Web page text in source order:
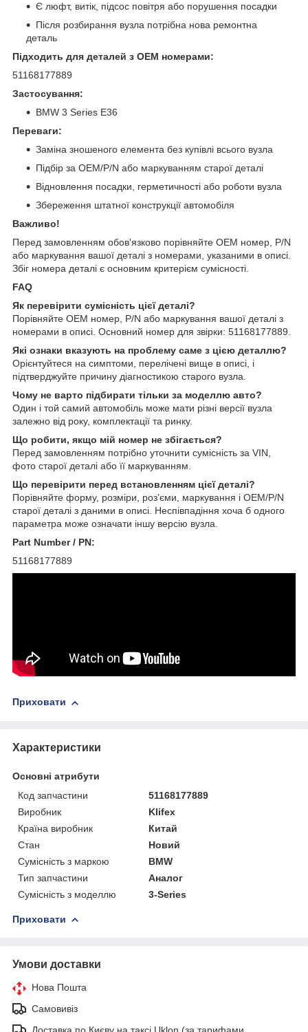
Є люфт, витік, підсос повітря або порушення посадки
Після розбирання вузла потрібна нова ремонтна
деталь
Підходить для деталей з OEM номерами:
51168177889
Застосування:
BMW 3 Series E36
Переваги:
Заміна зношеного елемента без купівлі всього вузла
Підбір за OEM/P/N або маркуванням старої деталі
Відновлення посадки, герметичності або роботи вузла
Збереження штатної конструкції автомобіля
Важливо!
Перед замовленням обов'язково порівняйте OEM номер, P/N
або маркування вашої деталі з номерами, указаними в описі.
Збіг номера деталі є основним критерієм сумісності.
FAQ
Як перевірити сумісність цієї деталі?
Порівняйте OEM номер, P/N або маркування вашої деталі з
номерами в описі. Основний номер для звірки: 51168177889.
Які ознаки вказують на проблему саме з цією деталлю?
Орієнтуйтеся на симптоми, перелічені вище в описі, і
підтверджуйте причину діагностикою старого вузла.
Чому не варто підбирати тільки за моделлю авто?
Один і той самий автомобіль може мати різні версії вузла
залежно від року, комплектації та ринку.
Що робити, якщо мій номер не збігається?
Перед замовленням потрібно уточнити сумісність за VIN,
фото старої деталі або її маркуванням.
Що перевірити перед встановленням цієї деталі?
Порівняйте форму, розміри, роз’єми, маркування і OEM/P/N
старої деталі з даними в описі. Неспівпадіння хоча б одного
параметра може означати іншу версію вузла.
Part Number / PN:
51168177889
Приховати
Характеристики
Основні атрибути
Код запчастини
51168177889
Виробник
Klifex
Країна виробник
Китай
Стан
Новий
Сумісність з маркою
BMW
Тип запчастини
Аналог
Сумісність з моделлю
3-Series
Приховати
Умови доставки
Нова Пошта
Самовивіз
Доставка по Києву на таксі Uklon (за тарифами